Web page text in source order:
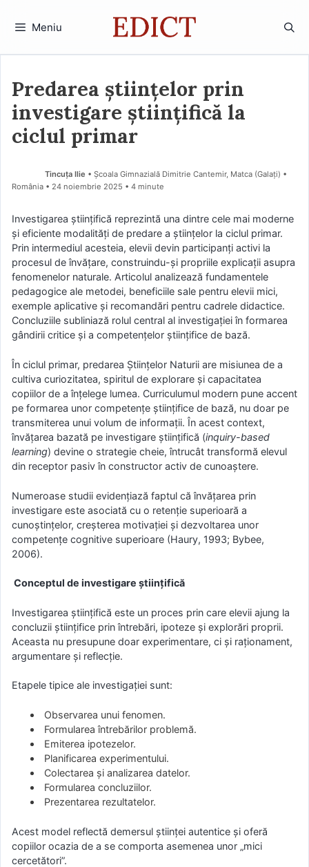
Meniu
Predarea științelor prin
investigare științifică la
ciclul primar
Tincuța Ilie • Școala Gimnazială Dimitrie Cantemir, Matca (Galaţi) •
România
24 noiembrie 2025 • 4 minute
Investigarea științifică reprezintă una dintre cele mai moderne
și eficiente modalități de predare a științelor la ciclul primar.
Prin intermediul acesteia, elevii devin participanți activi la
procesul de învățare, construindu-și propriile explicații asupra
fenomenelor naturale. Articolul analizează fundamentele
pedagogice ale metodei, beneficiile sale pentru elevii mici,
exemple aplicative și recomandări pentru cadrele didactice.
Concluziile subliniază rolul central al investigației în formarea
gândirii critice și a competențelor științifice de bază.
În ciclul primar, predarea Științelor Naturii are misiunea de a
cultiva curiozitatea, spiritul de explorare și capacitatea
copiilor de a înțelege lumea. Curriculumul modern pune accent
pe formarea unor competențe științifice de bază, nu doar pe
transmiterea unui volum de informații. În acest context,
învățarea bazată pe investigare științifică (inquiry-based
learning) devine o strategie cheie, întrucât transformă elevul
din receptor pasiv în constructor activ de cunoaștere.
Numeroase studii evidențiază faptul că învățarea prin
investigare este asociată cu o retenție superioară a
cunoștințelor, creșterea motivației și dezvoltarea unor
competențe cognitive superioare (Haury, 1993; Bybee,
2006).
Conceptul de investigare științifică
Investigarea științifică este un proces prin care elevii ajung la
concluzii științifice prin întrebări, ipoteze și explorări proprii.
Aceasta nu presupune doar experimentare, ci și raționament,
argumentare și reflecție.
Etapele tipice ale investigației sunt:
Observarea unui fenomen.
Formularea întrebărilor problemă.
Emiterea ipotezelor.
Planificarea experimentului.
Colectarea și analizarea datelor.
Formularea concluziilor.
Prezentarea rezultatelor.
Acest model reflectă demersul științei autentice și oferă
copiilor ocazia de a se comporta asemenea unor „mici
cercetători”.